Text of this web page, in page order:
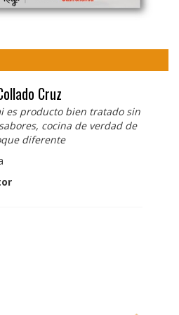
Cruz
es producto bien tratado sin
cocina de verdad de
diferente